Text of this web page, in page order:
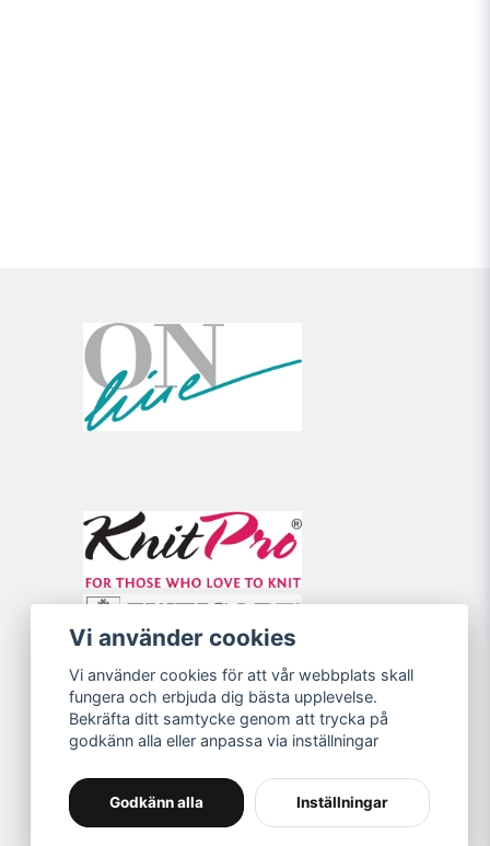
Vi använder cookies
Vi använder cookies för att vår webbplats skall
fungera och erbjuda dig bästa upplevelse.
Bekräfta ditt samtycke genom att trycka på
godkänn alla eller anpassa via inställningar
Godkänn alla Inställningar